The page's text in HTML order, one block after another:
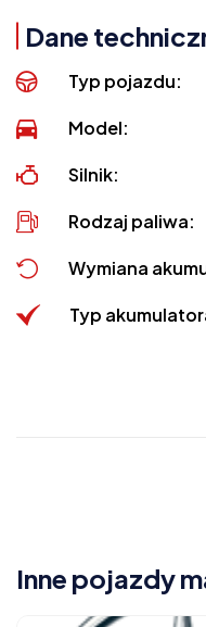
Dane
Typ pojazdu:
Model:
Silnik:
Rodzaj paliwa:
Wymiana
Typ
Inne pojazdy